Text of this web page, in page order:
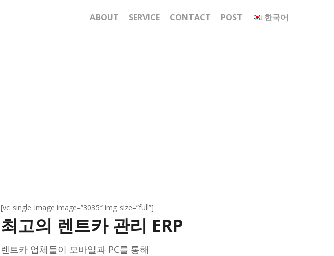
ABOUT SERVICE CONTACT POST 한국어
[vc_single_image image=”3035″ img_size=”full”]
최고의 렌트카 관리 ERP
렌트카 업체들이 모바일과 PC를 통해